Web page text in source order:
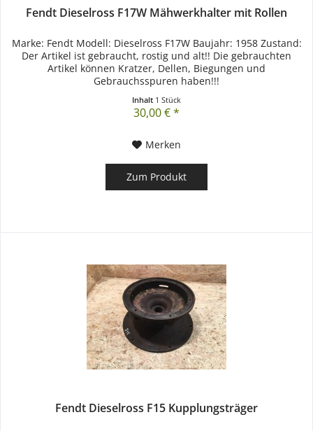
Fendt Dieselross F17W Mähwerkhalter mit Rollen
Marke: Fendt Modell: Dieselross F17W Baujahr: 1958 Zustand:
Der Artikel ist gebraucht, rostig und alt!! Die gebrauchten
Artikel können Kratzer, Dellen, Biegungen und
Gebrauchsspuren haben!!!
Inhalt 1 Stück
30,00 € *
Merken
Zum Produkt
Fendt Dieselross F15 Kupplungsträger